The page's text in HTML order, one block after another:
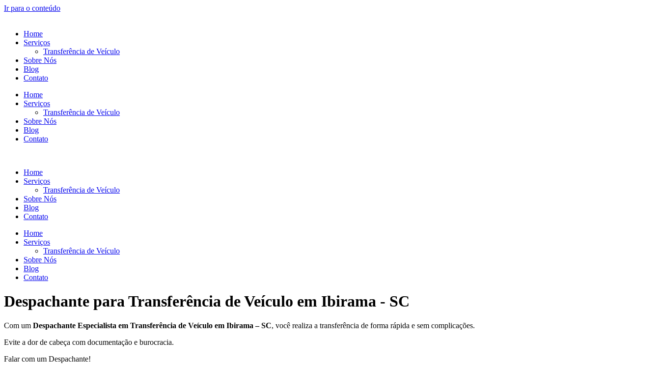
Ir para o conteúdo
Home
Serviços
Transferência de Veículo
Sobre Nós
Blog
Contato
Home
Serviços
Transferência de Veículo
Sobre Nós
Blog
Contato
Home
Serviços
Transferência de Veículo
Sobre Nós
Blog
Contato
Home
Serviços
Transferência de Veículo
Sobre Nós
Blog
Contato
Despachante para Transferência de Veículo em Ibirama - SC
Com um Despachante Especialista em Transferência de Veículo em Ibirama – SC, você realiza a transferência de forma rápida e sem complicações.
Evite a dor de cabeça com documentação e burocracia.
Falar com um Despachante!